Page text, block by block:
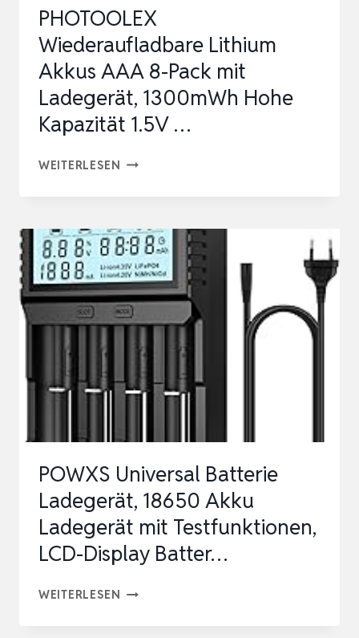
PHOTOOLEX
Wiederaufladbare Lithium
Akkus AAA 8-Pack mit
Ladegerät, 1300mWh Hohe
Kapazität 1.5V …
WEITERLESEN PHOTOOLEX
AKKUS
AAA
8-
PACK
MIT
LADEGERÄT,
1300MWH
…
POWXS Universal Batterie
Ladegerät, 18650 Akku
Ladegerät mit Testfunktionen,
LCD-Display Batter…
WEITERLESEN POWXS